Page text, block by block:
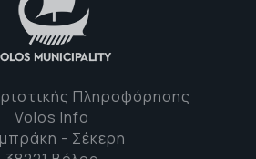
Πληροφόρησης
Volos Info
- Σέκερη